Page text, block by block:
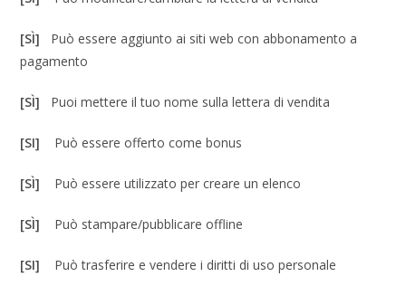
[SÌ] Può essere aggiunto ai siti web con abbonamento a
pagamento
[SÌ] Puoi mettere il tuo nome sulla lettera di vendita
[SI] Può essere offerto come bonus
[SÌ] Può essere utilizzato per creare un elenco
[SÌ] Può stampare/pubblicare offline
[SI] Può trasferire e vendere i diritti di uso personale